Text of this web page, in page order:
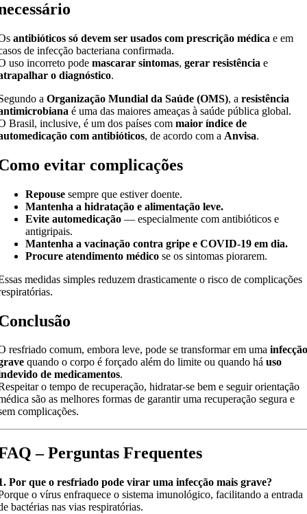
antibióticos só devem ser usados com prescrição médica e em
de infecção bacteriana confirmada.
uso incorreto podemascarar sintomas,gerar resistência e
o diagnóstico.
aOrganização Mundial da Saúde (OMS), aresistência
é uma das maiores ameaças à saúde pública global.
Brasil, inclusive, é um dos países commaior índice de
com antibióticos, de acordo com a Anvisa.
evitar complicações
Repouse sempre que estiver doente.
Mantenha a hidratação e alimentação leve.
Evite automedicação — especialmente com antibióticos e
antigripais.
Mantenha a vacinação contra gripe e COVID-19 em dia.
Procure atendimento médico se os sintomas piorarem.
medidas simples reduzem drasticamente o risco de complicações
resfriado comum, embora leve, pode se transformar em uma
quando o corpo é forçado além do limite ou quando háuso
de medicamentos.
o tempo de recuperação, hidratar-se bem e seguir orientação
são as melhores formas de garantir uma recuperação segura e
complicações.
– Perguntas Frequentes
Por que o resfriado pode virar uma infecção mais grave?
o vírus enfraquece o sistema imunológico, facilitando a entrada
bactérias nas vias respiratórias.